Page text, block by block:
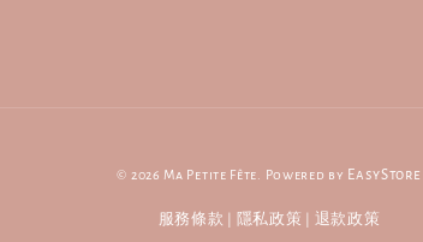
© 2026 Ma Petite Fête. Powered by EasyStore
服務條款 隱私政策 退款政策